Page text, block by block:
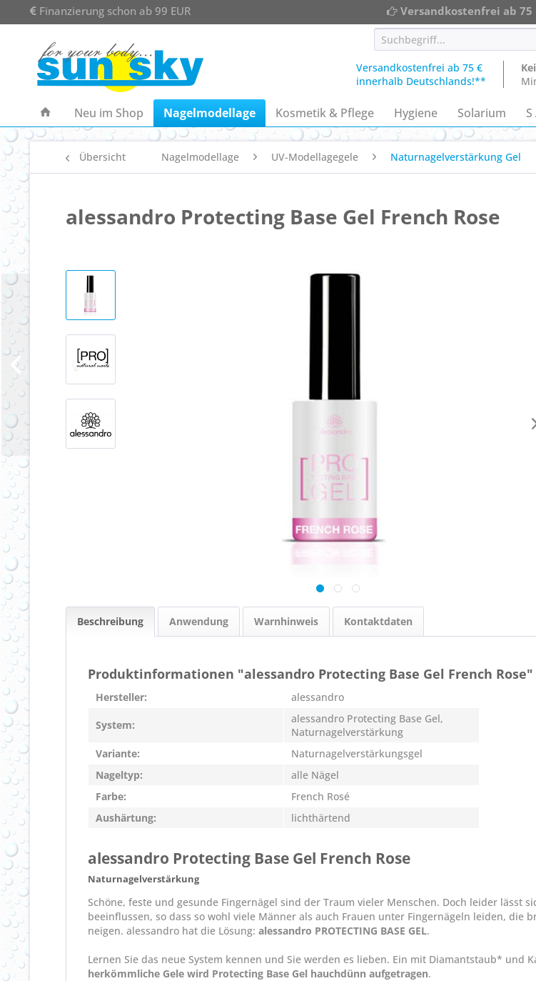
Finanzierung schon ab 99 EUR Versandkostenfrei ab 75
Versandkostenfrei ab 75 €
innerhalb Deutschlands!**
Neu im Shop Nagelmodellage Kosmetik & Pflege Hygiene Solarium S
Übersicht Nagelmodellage UV-Modellagegele Naturnagelverstärkung Gel
alessandro Protecting Base Gel French Rose
Beschreibung Anwendung Warnhinweis Kontaktdaten
Produktinformationen "alessandro Protecting Base Gel French Rose"
Hersteller: alessandro
System:
alessandro Protecting Base Gel,
Naturnagelverstärkung
Variante:
Naturnagelverstärkungsgel
Nageltyp:
alle Nägel
Farbe:
French Rosé
Aushärtung:
lichthärtend
alessandro Protecting Base Gel French Rose
Naturnagelverstärkung
Schöne, feste und gesunde Fingernägel sind der Traum vieler Menschen. Doch leider lässt
beeinflussen, so dass so wohl viele Männer als auch Frauen unter Fingernägeln leiden, die
neigen. alessandro hat die Lösung: alessandro PROTECTING BASE GEL.
Lernen Sie das neue System kennen und Sie werden es lieben. Ein mit Diamantstaub* und
herkömmliche Gele wird Protecting Base Gel hauchdünn aufgetragen.